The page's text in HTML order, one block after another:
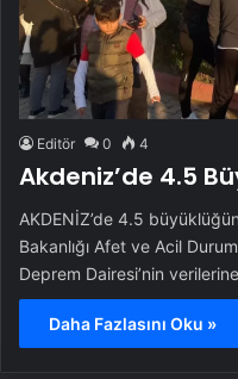
Editör 0 4
Akdeniz’de 4.5
AKDENİZ’de 4.5
Bakanlığı Afet ve Acil
Deprem Dairesi’nin
Daha Fazlasını Oku »